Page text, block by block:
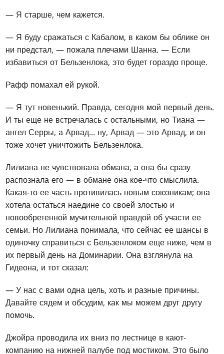
— Я старше, чем кажется.
— Я буду сражаться с Кабалом, в каком бы облике он
ни предстал, — пожала плечами Шанна. — Если
избавиться от Бельзенлока, это будет гораздо проще.
Рафф помахал ей рукой.
— Я тут новенький. Правда, сегодня мой первый день.
И ты еще не встречалась с остальными, но Тиана —
ангел Серры, а Арвад... ну, Арвад — это Арвад, и он
тоже хочет уничтожить Бельзенлока.
Лилиана не чувствовала обмана, а она бы сразу
распознала его — в обмане она кое-что смыслила.
Какая-то ее часть противилась новым союзникам; она
хотела остаться наедине со своей злостью и
новообретенной мучительной правдой об участи ее
семьи. Но Лилиана понимала, что сейчас ее шансы в
одиночку справиться с Бельзенлоком еще ниже, чем в
их первый день на Доминарии. Она взглянула на
Гидеона, и тот сказал:
— У нас с вами одна цель, хоть и разные причины.
Давайте сядем и обсудим, как мы можем друг другу
помочь.
Джойра проводила их вниз по лестнице в кают-
компанию на нижней палубе под мостиком. Это было